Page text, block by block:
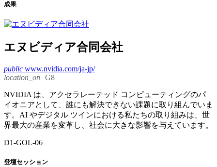
成果
エヌビディア合同会社
public www.nvidia.com/ja-jp/
location_on G8
NVIDIA は、アクセラレーテッド コンピューティングのパ
イオニアとして、誰にも解決できない課題に取り組んでいま
す。AI やデジタル ツインにおける私たちの取り組みは、世
界最大の産業を変革し、社会に大きな影響を与えています。
D1-GOL-06
登壇セッション